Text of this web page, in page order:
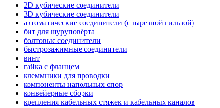
2D кубические соединители
3D кубические соединители
автоматические соединители (с нарезной гильзой)
бит для шуруповёрта
болтовые соединители
быстрозажимные соединители
винт
гайка с фланцем
клеммники для проводки
компоненты напольных опор
конвейерные сборки
крепления кабельных стяжек и кабельных каналов